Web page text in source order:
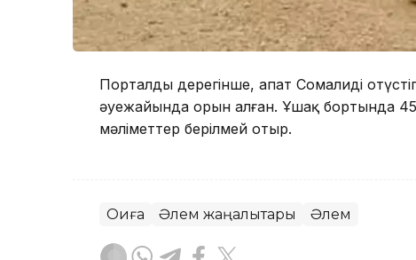
Порталдың дерегінше, апат Сомалидің
әуежайында орын алған. Ұшақ бортында
мәліметтер берілмей отыр.
Оқиға Әлем жаңалықтары Әлем